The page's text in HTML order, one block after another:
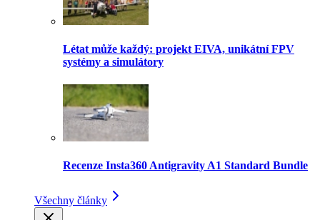
Létat může každý: projekt EIVA, unikátní FPV
systémy a simulátory
Recenze Insta360 Antigravity A1 Standard Bundle
Všechny články